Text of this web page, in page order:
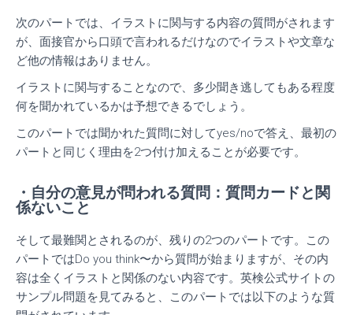
次のパートでは、イラストに関与する内容の質問がされます
が、面接官から口頭で言われるだけなのでイラストや文章な
ど他の情報はありません。
イラストに関与することなので、多少聞き逃してもある程度
何を聞かれているかは予想できるでしょう。
このパートでは聞かれた質問に対してyes/noで答え、最初の
パートと同じく理由を2つ付け加えることが必要です。
・自分の意見が問われる質問：質問カードと関
係ないこと
そして最難関とされるのが、残りの2つのパートです。
この
パートではDo you think〜から質問が始まりますが、その内
容は全くイラストと関係のない内容です。 英検公式サイトの
サンプル問題を見てみると、このパートでは以下のような質